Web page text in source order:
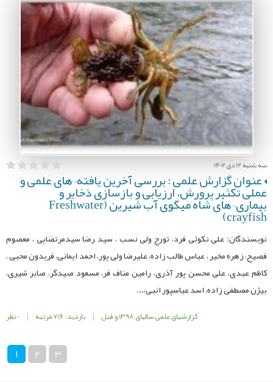
سه شنبه 12 دی 1402
عنوان گزارش علمی : بررسی آخرین یافته¬های علمی و
عملی تکثیر پرورش، ارزیابی و بازسازی ذخایر و
بیماری¬های شاه میگوی آب شیرین (Freshwater crayfish)
نویسندگان: علی نکوئی فرد، تورج ولی نسب ، سید رضا سیدمرتضایی ، معصوم
فصیح، زهره مخیر ، عباس طالب زاده، علیرضا ولی پور، احمد ایمانی، فریدون محبی ،
کاظم عبدی، علی محسن پور آذری، رامین مناف فر، مسعود صیدگر، صابر شیری،
بیژن مصطفی زاده، اسد عباسپور انبی،...
گزارشهای علمی سالهای 1398 و قبل | بازدید: 716 مرتبه | 0 نظر
1 2 3